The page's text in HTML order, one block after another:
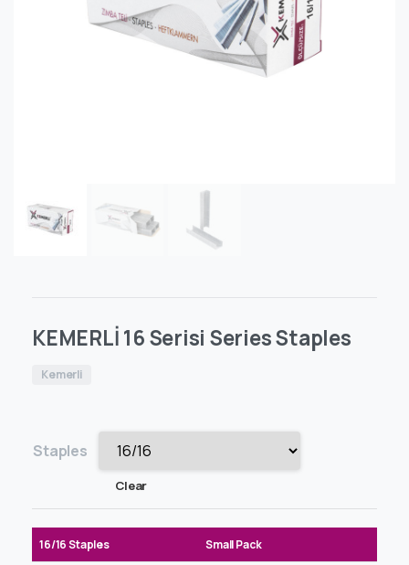
KEMERLİ 16 Serisi Series Staples
Kemerli
Staples
Clear
16/16 Staples Small Pack